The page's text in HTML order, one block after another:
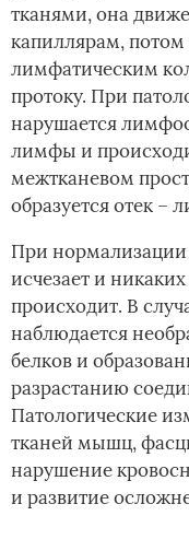
тканями, она
капиллярам,
лимфатическим
протоку. При
нарушается
лимфы и
межтканевом
образуется отек –
При
исчезает и
происходит. В
наблюдается
белков и
разрастанию
Патологические
тканей мышц,
нарушение
и развитие